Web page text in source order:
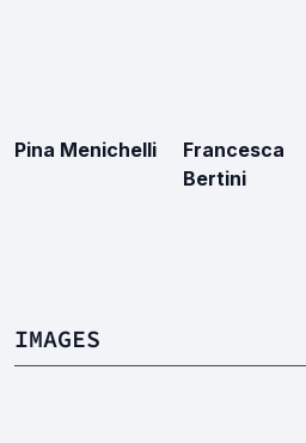
Pina Menichelli
Francesca
Bertini
IMAGES